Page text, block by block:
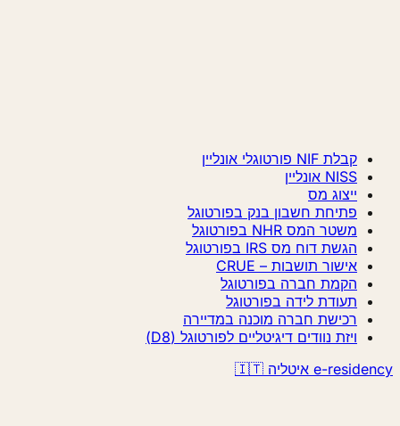
קבלת NIF פורטוגלי אונליין
NISS אונליין
ייצוג מס
פתיחת חשבון בנק בפורטוגל
משטר המס NHR בפורטוגל
הגשת דוח מס IRS בפורטוגל
אישור תושבות – CRUE
הקמת חברה בפורטוגל
תעודת לידה בפורטוגל
רכישת חברה מוכנה במדיירה
ויזת נוודים דיגיטליים לפורטוגל (D8)
e-residency איטליה 🇮🇹